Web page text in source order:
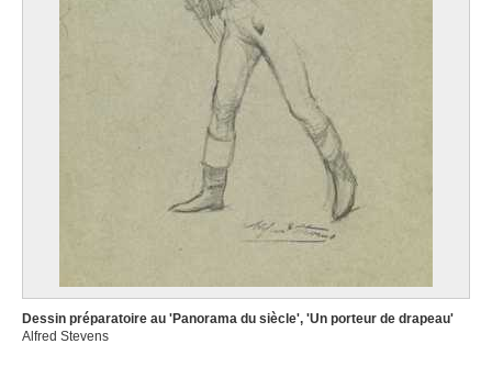
Dessin préparatoire au 'Panorama du siècle', 'Un porteur de drapeau'
Alfred Stevens